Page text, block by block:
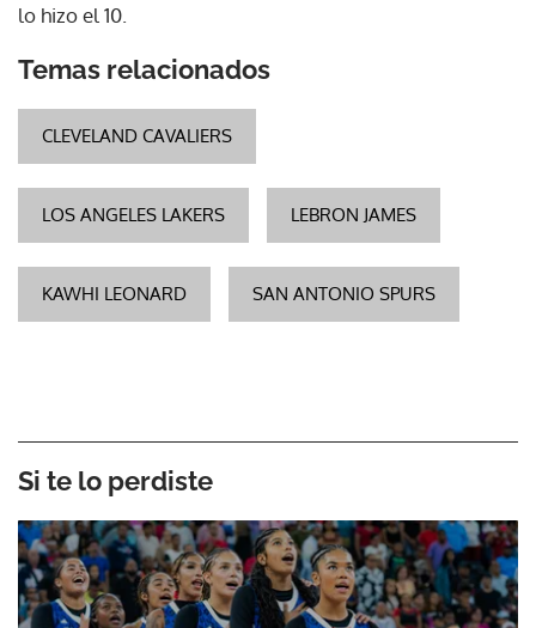
lo hizo el 10.
Temas relacionados
CLEVELAND CAVALIERS
LOS ANGELES LAKERS LEBRON JAMES
KAWHI LEONARD SAN ANTONIO SPURS
Si te lo perdiste